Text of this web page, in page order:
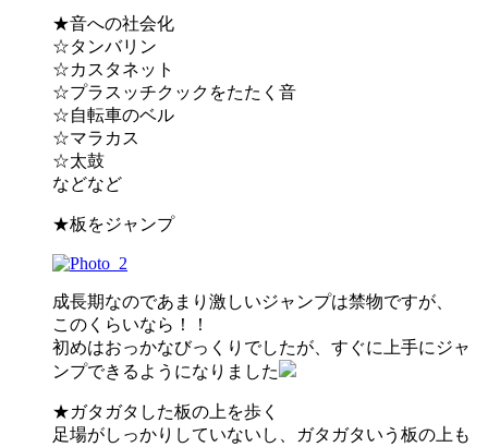
★音への社会化
☆タンバリン
☆カスタネット
☆プラスッチクックをたたく音
☆自転車のベル
☆マラカス
☆太鼓
などなど
★板をジャンプ
成長期なのであまり激しいジャンプは禁物ですが、
このくらいなら！！
初めはおっかなびっくりでしたが、すぐに上手にジャ
ンプできるようになりました
★ガタガタした板の上を歩く
足場がしっかりしていないし、ガタガタいう板の上も